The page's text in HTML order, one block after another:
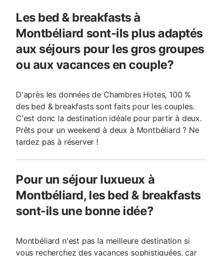
Les bed & breakfasts à
Montbéliard sont-ils plus adaptés
aux séjours pour les gros groupes
ou aux vacances en couple?
D'après les données de Chambres Hotes, 100 %
des bed & breakfasts sont faits pour les couples.
C'est donc la destination idéale pour partir à deux.
Prêts pour un weekend à deux à Montbéliard ? Ne
tardez pas à réserver !
Pour un séjour luxueux à
Montbéliard, les bed & breakfasts
sont-ils une bonne idée?
Montbéliard n'est pas la meilleure destination si
vous recherchez des vacances sophistiquées, car